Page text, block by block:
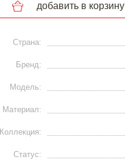
добавить в корзину
Страна:
Бренд:
Модель:
Материал:
Коллекция:
Статус: